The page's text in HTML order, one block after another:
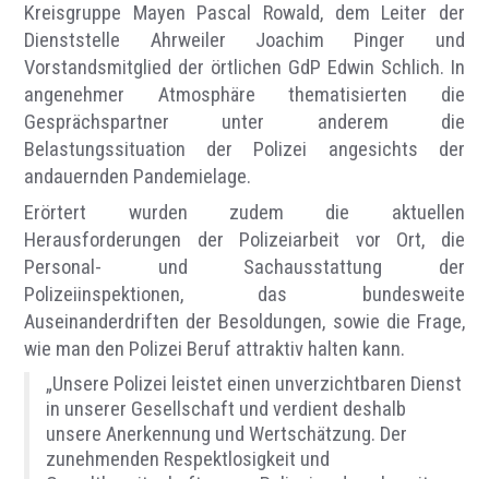
Kreisgruppe Mayen Pascal Rowald, dem Leiter der
Dienststelle Ahrweiler Joachim Pinger und
Vorstandsmitglied der örtlichen GdP Edwin Schlich. In
angenehmer Atmosphäre thematisierten die
Gesprächspartner unter anderem die
Belastungssituation der Polizei angesichts der
andauernden Pandemielage.
Erörtert wurden zudem die aktuellen
Herausforderungen der Polizeiarbeit vor Ort, die
Personal- und Sachausstattung der
Polizeiinspektionen, das bundesweite
Auseinanderdriften der Besoldungen, sowie die Frage,
wie man den Polizei Beruf attraktiv halten kann.
„Unsere Polizei leistet einen unverzichtbaren Dienst
in unserer Gesellschaft und verdient deshalb
unsere Anerkennung und Wertschätzung. Der
zunehmenden Respektlosigkeit und